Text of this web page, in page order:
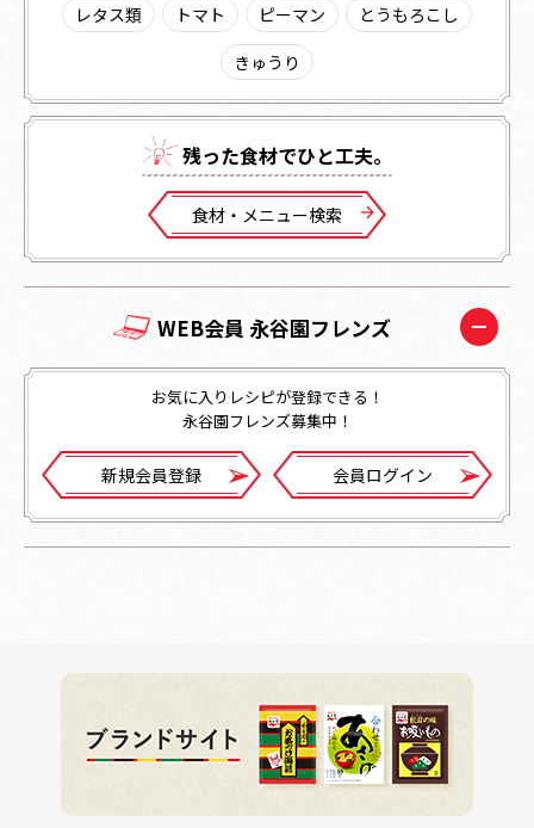
レタス類 トマト ピーマン
とうもろこし
きゅうり
残った⾷材でひと⼯夫。
⾷材・メニュー検索
WEB会員 永谷園フレンズ
お気に入りレシピが登録できる！
永谷園フレンズ募集中！
新規会員登録 会員ログイン